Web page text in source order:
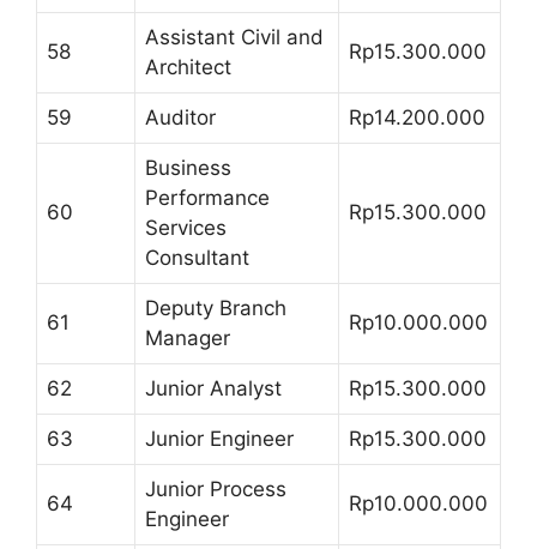
58
Assistant Civil and
Architect
Rp15.300.000
59 Auditor Rp14.200.000
60
Business
Performance
Services
Consultant
Rp15.300.000
61
Deputy Branch
Manager
Rp10.000.000
62 Junior Analyst Rp15.300.000
63 Junior Engineer Rp15.300.000
64
Junior Process
Engineer
Rp10.000.000